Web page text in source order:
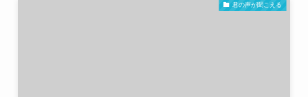
君の声が聞こえる